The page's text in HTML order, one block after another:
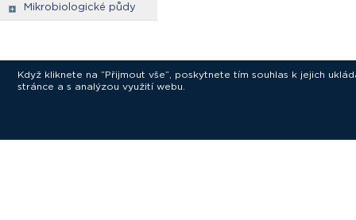
Mikrobiologické půdy
Když kliknete na “Přijmout vše”, poskytnete tím souhlas k jejich
stránce a s analýzou využití webu.